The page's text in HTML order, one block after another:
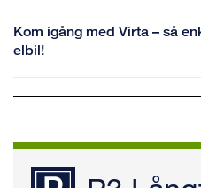
Kom igång med Virta – så
elbil!